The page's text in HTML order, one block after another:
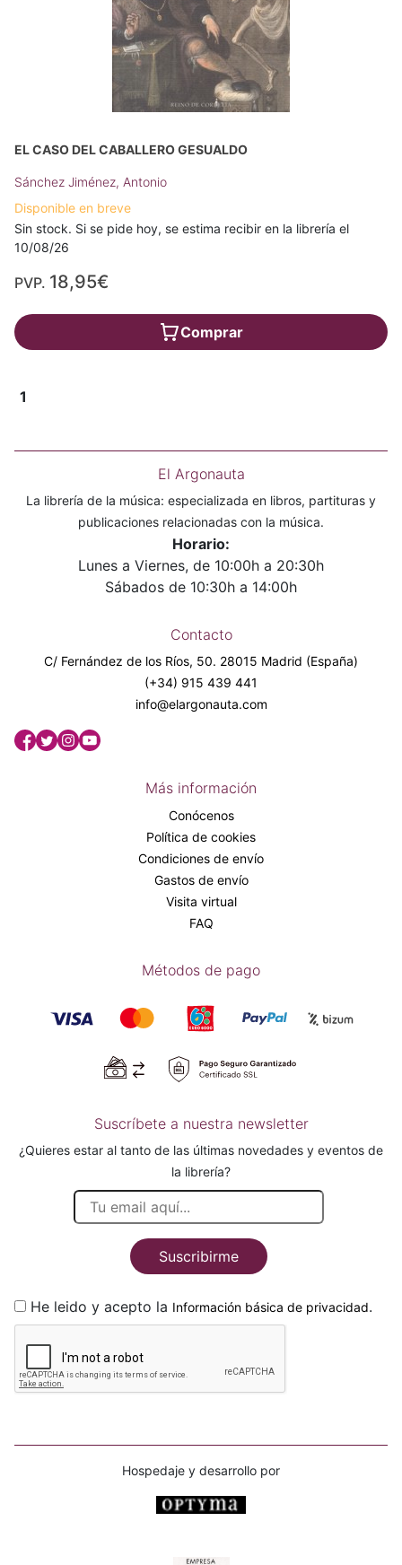
EL CASO DEL CABALLERO GESUALDO
Sánchez Jiménez, Antonio
Disponible en breve
Sin stock. Si se pide hoy, se estima recibir en la librería el
10/08/26
PVP. 18,95€
Comprar
1
El Argonauta
La librería de la música: especializada en libros, partituras y
publicaciones relacionadas con la música.
Horario:
Lunes a Viernes, de 10:00h a 20:30h
Sábados de 10:30h a 14:00h
Contacto
C/ Fernández de los Ríos, 50. 28015 Madrid (España)
(+34) 915 439 441
info@elargonauta.com
Más información
Conócenos
Política de cookies
Condiciones de envío
Gastos de envío
Visita virtual
FAQ
Métodos de pago
Suscríbete a nuestra newsletter
¿Quieres estar al tanto de las últimas novedades y eventos de
la librería?
Suscribirme
He leido y acepto la Información básica de privacidad.
Hospedaje y desarrollo por